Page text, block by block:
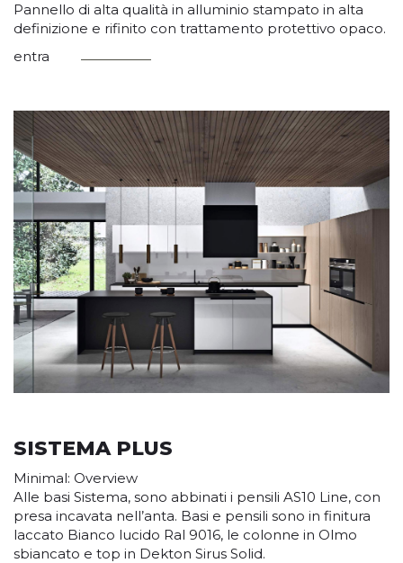
Pannello di alta qualità in alluminio stampato in alta
definizione e rifinito con trattamento protettivo opaco.
entra
SISTEMA PLUS
Minimal: Overview
Alle basi Sistema, sono abbinati i pensili AS10 Line, con
presa incavata nell’anta. Basi e pensili sono in finitura
laccato Bianco lucido Ral 9016, le colonne in Olmo
sbiancato e top in Dekton Sirus Solid.